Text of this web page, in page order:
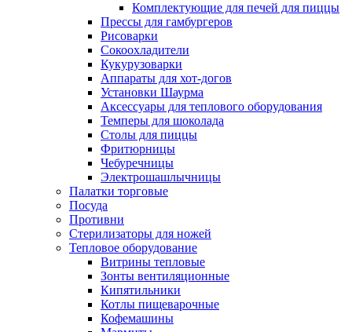
Комплектующие для печей для пиццы
Прессы для гамбургеров
Рисоварки
Сокоохладители
Кукурузоварки
Аппараты для хот-догов
Установки Шаурма
Аксессуары для теплового оборудования
Темперы для шоколада
Столы для пиццы
Фритюрницы
Чебуречницы
Электрошашлычницы
Палатки торговые
Посуда
Противни
Стерилизаторы для ножей
Тепловое оборудование
Витрины тепловые
Зонты вентиляционные
Кипятильники
Котлы пищеварочные
Кофемашины